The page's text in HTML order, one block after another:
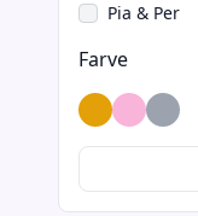
Pia & Per
Farve
GuldLyserød
Sølv